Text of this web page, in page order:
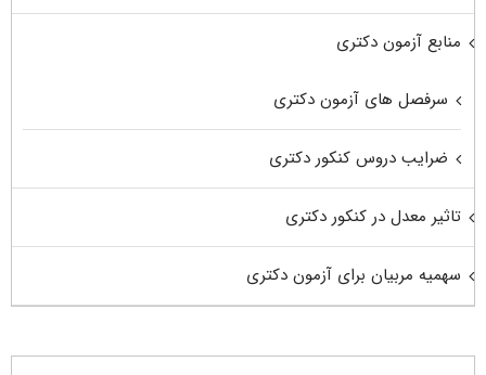
منابع آزمون دکتری
سرفصل های آزمون دکتری
ضرایب دروس کنکور دکتری
تاثیر معدل در کنکور دکتری
سهمیه مربیان برای آزمون دکتری